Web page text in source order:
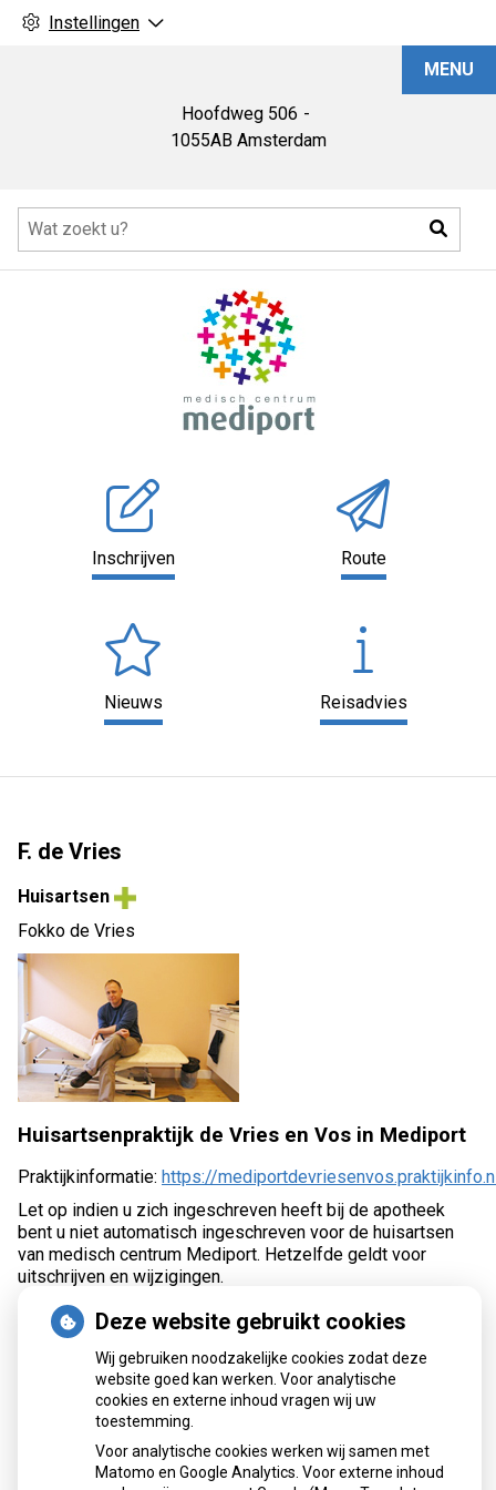
Instellingen
Hoofdweg 506
1055AB Amsterdam
MENU
Inschrijven Route
Nieuws Reisadvies
F. de Vries
Huisartsen
Fokko de Vries
Huisartsenpraktijk de Vries en Vos in Mediport
Praktijkinformatie: https://
Let op indien u zich ingeschreven heeft bij de apotheek
bent u niet automatisch ingeschreven voor de huisartsen
van medisch centrum Mediport. Hetzelfde geldt voor
uitschrijven en wijzigingen.
Contact:
020 – 5812920
https://mediportdevriesenvos.praktijkinfo.nl
u gebruik maken van het e-consult. Let op: andere
vragenformulieren / emailadressen worden
door ons
Deze website gebruikt cookies
Wij gebruiken noodzakelijke cookies zodat deze
website goed kan werken. Voor analytische
cookies en externe inhoud vragen wij uw
toestemming.
Voor analytische cookies werken wij samen met
Matomo en Google Analytics. Voor externe inhoud